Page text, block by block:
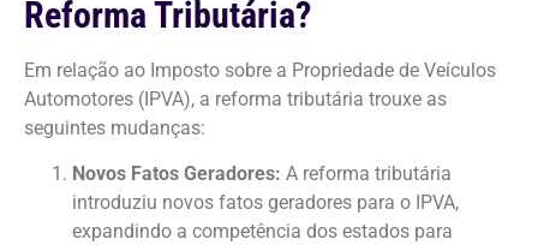
Reforma Tributária?
Em relação ao Imposto sobre a Propriedade de Veículos
Automotores (IPVA), a reforma tributária trouxe as
seguintes mudanças:
Novos Fatos Geradores: A reforma tributária
introduziu novos fatos geradores para o IPVA,
expandindo a competência dos estados para